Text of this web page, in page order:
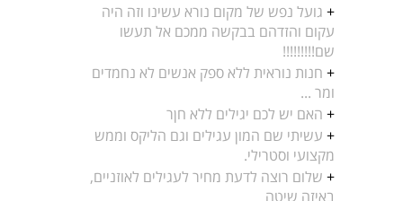
+ גועל נפש של מקום נורא עשינו וזה היה
עקום והזדהם בבקשה ממכם אל תעשו
שם!!!!!!!!!
+ חנות נוראית ללא ספק אנשים לא נחמדים
ומר ...
+ האם יש לכם יגילים ללא חןר
+ עשיתי שם המון עגילים וגם הליקס וממש
מקצועי וסטרילי.
+ שלום רוצה לדעת מחיר לעגילים לאוזניים,
באיזה שיטה